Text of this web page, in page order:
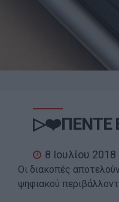
▷❤️ΠΕΝΤΕ
8 Ιουλίου 2018
Οι διακοπές
ψηφιακού